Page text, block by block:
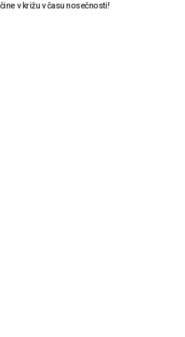
v križu v času nosečnosti!